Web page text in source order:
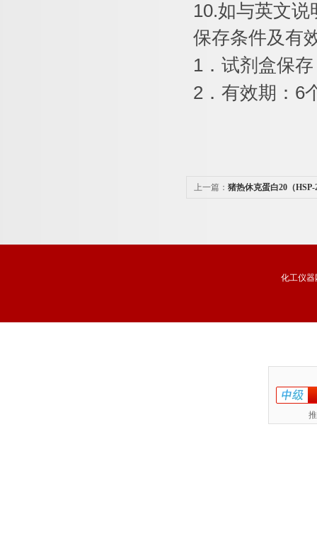
10.如与英文说
保存条件及有
1 ．试剂盒保
2 ．有效期： 6
上一篇： 猪热休克蛋白20（
化工仪器